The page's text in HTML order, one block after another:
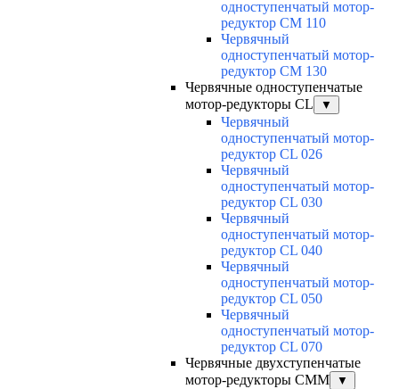
одноступенчатый мотор-
редуктор CM 110
Червячный
одноступенчатый мотор-
редуктор CM 130
Червячные одноступенчатые
мотор-редукторы CL
▼
Червячный
одноступенчатый мотор-
редуктор CL 026
Червячный
одноступенчатый мотор-
редуктор CL 030
Червячный
одноступенчатый мотор-
редуктор CL 040
Червячный
одноступенчатый мотор-
редуктор CL 050
Червячный
одноступенчатый мотор-
редуктор CL 070
Червячные двухступенчатые
мотор-редукторы CMM
▼